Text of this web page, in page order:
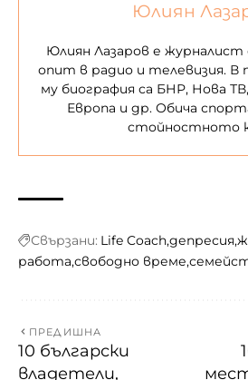
Юлиян
Юлиян Лазаров е
опит в радио и телевизия. В
му биография са БНР, Нова
Европа и др. Обича
стойностното
Свързани: Life Coachдепресия
работа свободно време
ПРЕДИШНА
10 български
владетели,